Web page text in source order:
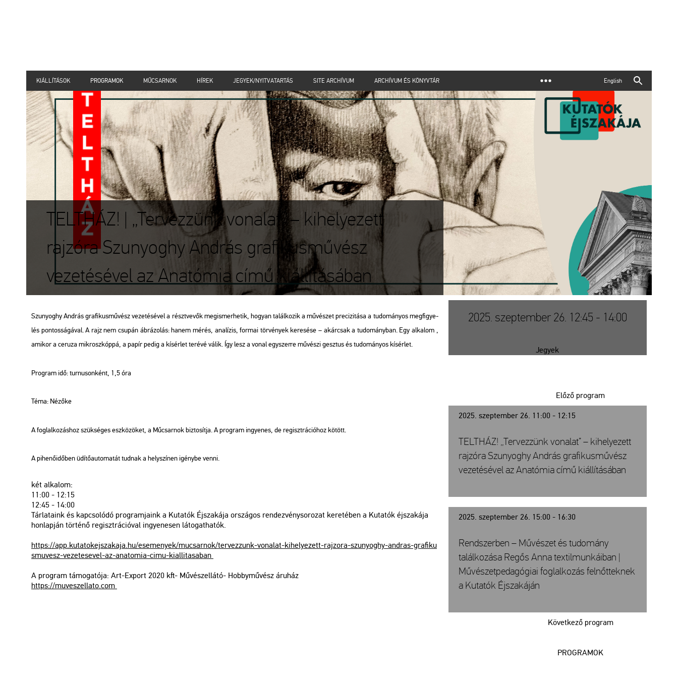
KIÁLLÍTÁSOK PROGRAMOK MŰCSARNOK HÍREK JEGYEK/NYITVATARTÁS SITE ARCHÍVUM ARCHÍVUM ÉS KÖNYVTÁR English
TELTHÁZ! | „Tervezzünk vonalat” – kihelyezett
rajzóra Szunyoghy András grafikusművész
vezetésével az Anatómia című kiállításában
Szu­nyo­ghy And­rás gra­fi­kus­mű­vész ve­ze­té­sé­vel a részt­ve­vők meg­is­mer­he­tik, ho­gyan ta­lál­ko­zik a mű­vé­szet pre­ci­zi­tá­sa a tu­do­má­nyos meg­fi­gye­
lés pon­tos­sá­gá­val. A rajz nem csu­pán áb­rá­zo­lás: hanem mérés, ana­lí­zis, for­mai tör­vé­nyek ke­re­sé­se – akár­csak a tu­do­mány­ban. Egy al­ka­lom ,
ami­kor a ce­ru­za mik­rosz­kóp­pá, a papír pedig a kí­sér­let te­ré­vé válik. Így lesz a vonal egy­szer­re mű­vé­szi gesz­tus és tu­do­má­nyos kí­sér­let.
Prog­ram idő: tur­nu­son­ként, 1,5 óra
Téma: Né­ző­ke
A fog­lal­ko­zás­hoz szük­sé­ges esz­kö­zö­ket, a Mű­csar­nok biz­to­sít­ja. A prog­ram in­gye­nes, de re­giszt­rá­ci­ó­hoz kö­tött.
A pi­he­nő­idő­ben üdí­tő­au­to­ma­tát tud­nak a hely­szí­nen igény­be venni.
két al­ka­lom:
11:00 - 12:15
12:45 - 14:00
Tár­la­ta­ink és kap­cso­ló­dó prog­ram­ja­ink a Ku­ta­tók Éj­sza­ká­ja or­szá­gos ren­dez­vény­so­ro­zat ke­re­té­ben a Ku­ta­tók éj­sza­ká­ja
hon­lap­ján tör­té­nő re­giszt­rá­ci­ó­val in­gye­ne­sen lá­to­gat­ha­tók.
https://​app.​kut​atok​ejsz​akaj​a.​hu/​ese­me­nyek/​mu­csar­nok/​ter­vez­zunk-​vo­na­lat-​ki­he­lye­zett-​raj­zo­ra-​szu­nyo­ghy-​and­ras-​gra​fiku​
smuv​esz-​ve­ze­te­se­vel-​az-​ana­to­mia-​cimu-​kia​llit​asab​an
A prog­ram tá­mo­ga­tó­ja: Art-Ex­port 2020 kft- Mű­vész­el­lá­tó- Hobby­mű­vész áru­ház
https://​muv​esze​llat​o.​com
2025. szeptember 26. 12:45 - 14:00
Jegyek
2025. szeptember 26. 11:00 - 12:15
Előző program
TELTHÁZ! „Tervezzünk vonalat” – kihelyezett
rajzóra Szunyoghy András grafikusművész
vezetésével az Anatómia című kiállításában
2025. szeptember 26. 15:00 - 16:30
Következő program
Rendszerben – Művészet és tudomány
találkozása Regős Anna textilmunkáiban |
Művészetpedagógiai foglalkozás felnőtteknek
a Kutatók Éjszakáján
PROGRAMOK